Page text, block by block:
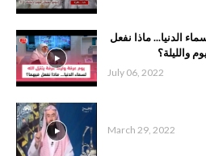
الدنيا... ماذا نفعل
والليلة؟
July 06, 2022
March 29, 2022